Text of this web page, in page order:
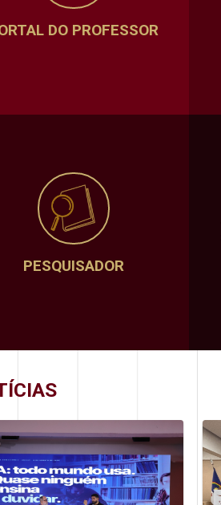
DO PROFESSOR
PESQUISADOR